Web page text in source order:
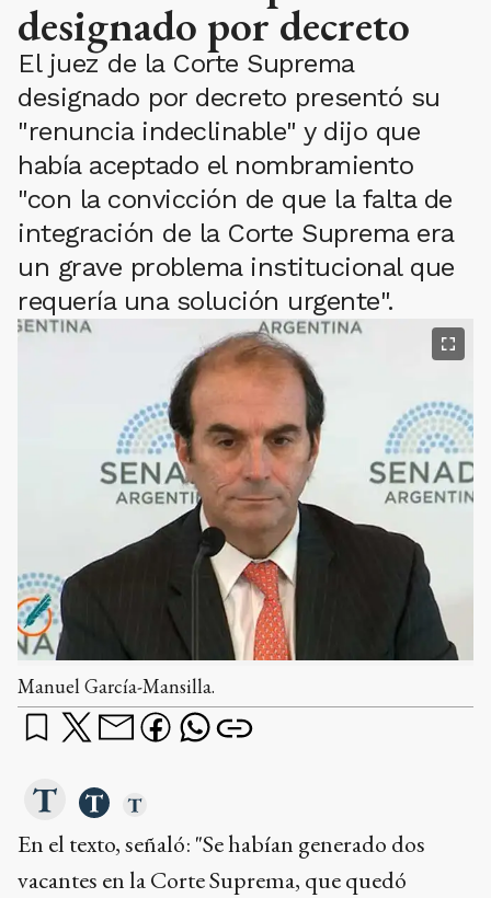
designado por decreto
El juez de la Corte Suprema
designado por decreto presentó su
"renuncia indeclinable" y dijo que
había aceptado el nombramiento
"con la convicción de que la falta de
integración de la Corte Suprema era
un grave problema institucional que
requería una solución urgente".
Manuel García-Mansilla.
En el texto, señaló: "Se habían generado dos
vacantes en la Corte Suprema, que quedó